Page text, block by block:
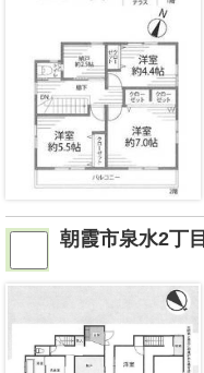
朝霞市泉水2丁目